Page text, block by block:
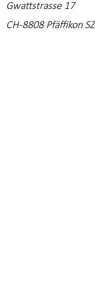
Gwattstrasse 17
CH-8808 Pfäffikon SZ